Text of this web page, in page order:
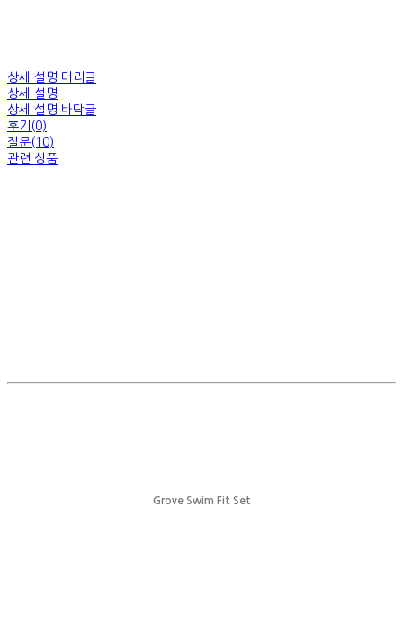
상세 설명 머리글
상세 설명
상세 설명 바닥글
후기(0)
질문(10)
관련 상품
Grove Swim Fit Set